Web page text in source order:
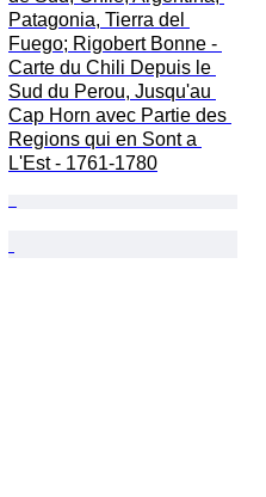
Patagonia, Tierra del
Fuego; Rigobert Bonne -
Carte du Chili Depuis le
Sud du Perou, Jusqu'au
Cap Horn avec Partie des
Regions qui en Sont a
L'Est - 1761-1780